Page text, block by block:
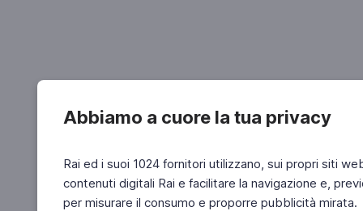
Abbiamo a cuore la tua privacy
Rai ed i suoi 1024 fornitori utilizzano, sui propri siti
contenuti digitali Rai e facilitare la navigazione e,
per misurare il consumo e proporre pubblicità mirata.